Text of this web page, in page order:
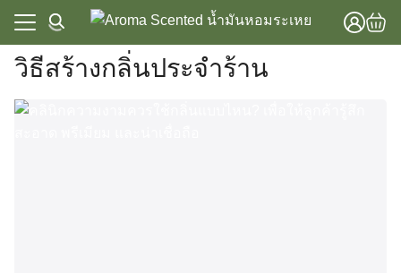
content
งหมด
ก
วิธีสร้างกลิ่นประจำร้าน